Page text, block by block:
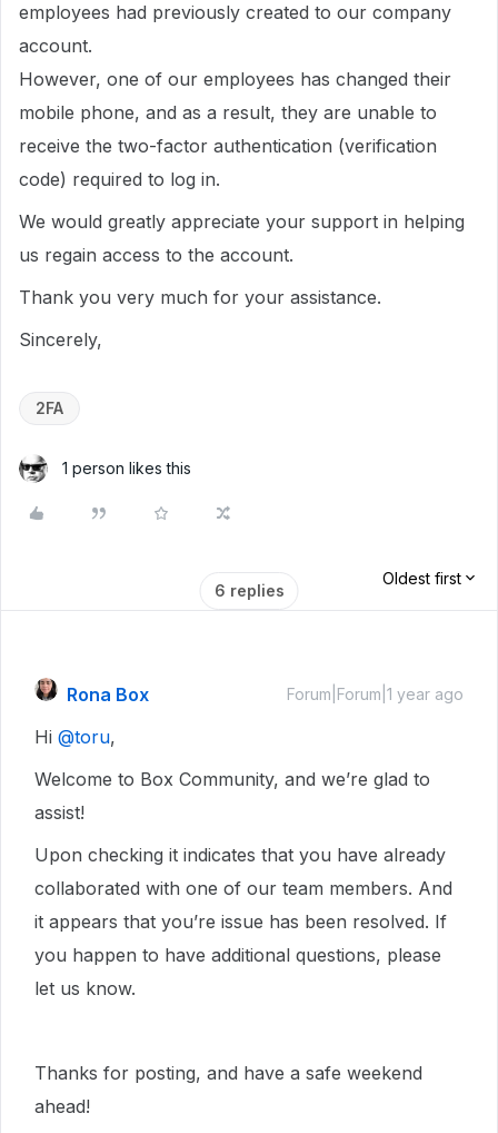
employees had previously created to our company
account.
However, one of our employees has changed their
mobile phone, and as a result, they are unable to
receive the two-factor authentication (verification
code) required to log in.
We would greatly appreciate your support in helping
us regain access to the account.
Thank you very much for your assistance.
Sincerely,
2FA
1 person likes this
6 replies
Oldest first
Rona Box Forum|Forum|1 year ago
Hi ​ @toru,
Welcome to Box Community, and we’re glad to
assist!
Upon checking it indicates that you have already
collaborated with one of our team members. And
it appears that you’re issue has been resolved. If
you happen to have additional questions, please
let us know.
Thanks for posting, and have a safe weekend
ahead!